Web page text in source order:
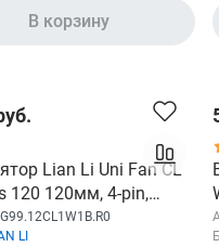
В корзину
Lian Li Uni Fan CL
120 120мм, 4-pin,
29.8 дБ, ARGB,
Ret [g99.12cl1w1b.r0]
G99.12CL1W1B.R0
LI